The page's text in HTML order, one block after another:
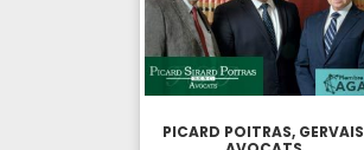
PICARD POITRAS, GERVAIS